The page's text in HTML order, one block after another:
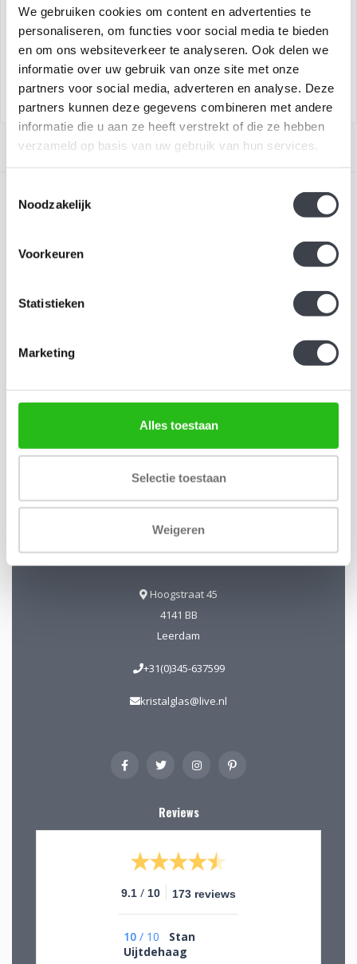
We gebruiken cookies om content en advertenties te
personaliseren, om functies voor social media te bieden
en om ons websiteverkeer te analyseren. Ook delen we
informatie over uw gebruik van onze site met onze
partners voor social media, adverteren en analyse. Deze
partners kunnen deze gegevens combineren met andere
informatie die u aan ze heeft verstrekt of die ze hebben
verzameld op basis van uw gebruik van hun services.
Noodzakelijk
Voorkeuren
Statistieken
Marketing
Alles toestaan
Selectie toestaan
Weigeren
Kristallen hertje ontworpen
door Mats Jonasson.
€129,00
Kristallen Sculptuur Vos –
Ontwerp van Mats Jonasson
€139,00
Abonneer
Kristal-Glas Leerdam
Kristal-Glas is de online Glas & Kristalwinkel voor al uw
Leerdamse Glaskunst en Kristal. Daarnaast kunt u ons
welkom! Geopend: Wo t/m Vrijdag 13-17 uur Zaterdag 10-17
Hoogstraat 45
4141 BB
Leerdam
+31(0)345-637599
kristalglas@live.nl
Reviews
9.1 / 10 173 reviews
10 / 10
Stan
Uijtdehaag